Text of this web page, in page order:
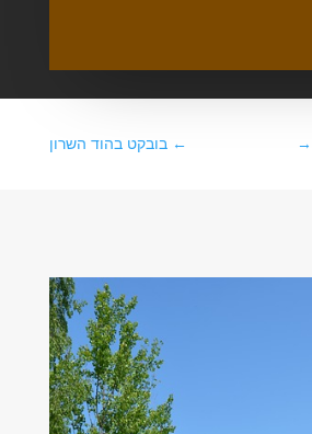
←בובקט בהוד השרון →